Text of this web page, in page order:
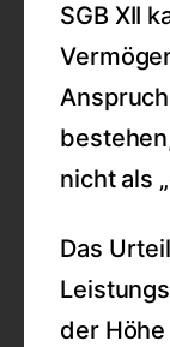
SGB XII
nicht als
Das
der